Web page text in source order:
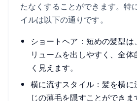
たなくすることができます。特
イルは以下の通りです。
ショートヘア：短めの髪型
リュームを出しやすく、全体
く見えます。
横に流すスタイル：髪を横
じの薄毛を隠すことができま